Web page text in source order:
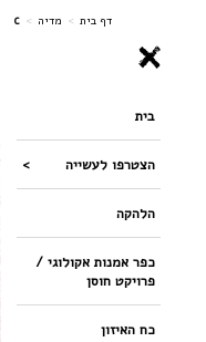
דף בית > מדיה >
c
בית
הצטרפו לעשייה
הלהקה
כפר אמנות אקולוגי /
פרויקט חוסן
כח האיזון